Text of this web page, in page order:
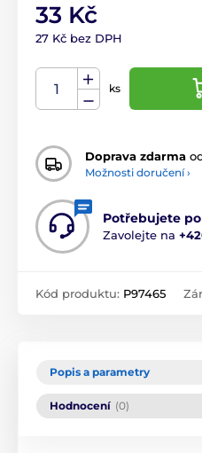
33 Kč
27 Kč bez DPH
ks
Doprava zdarma
Možnosti doručení ›
Potřebujete
Zavolejte na
Kód produktu: P97465
Popis a parametry
Hodnocení (0)